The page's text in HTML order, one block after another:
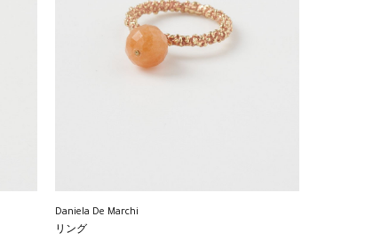
Daniela De Marchi
リング